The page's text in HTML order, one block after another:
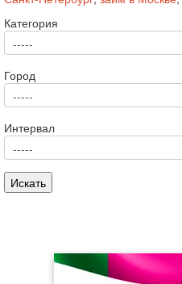
Категория
Город
Интервал